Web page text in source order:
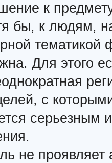
к
бы, к людям,
тематикой
Для этого
с
серьезным
не